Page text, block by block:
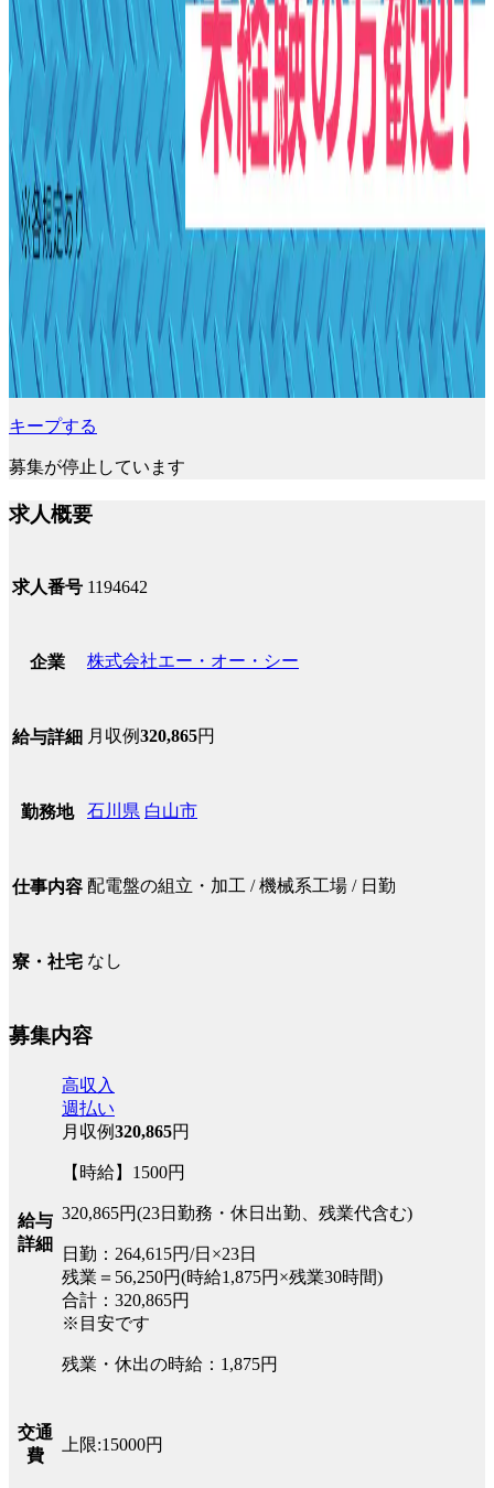
キープする
募集が停止しています
求人概要
求人番号 1194642
企業 株式会社エー・オー・シー
給与詳細 月収例320,865円
勤務地 石川県 白山市
仕事内容 配電盤の組立・加工 / 機械系工場 / 日勤
寮・社宅 なし
募集内容
給与
詳細
高収入
週払い
月収例320,865円
【時給】1500円
320,865円(23日勤務・休日出勤、残業代含む)
日勤：264,615円/日×23日
残業＝56,250円(時給1,875円×残業30時間)
合計：320,865円
※目安です
残業・休出の時給：1,875円
交通
費
上限:15000円